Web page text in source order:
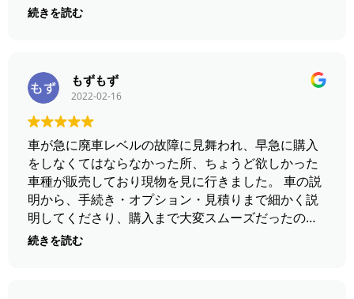
続きを読む
もずもず
2022-02-16
車が急に廃車レベルの故障に見舞われ、早急に購入
をしなくてはならなかった所、ちょうど欲しかった
車種が販売しており現物を見に行きました。 車の説
明から、手続き・オプション・見積りまで細かく説
明してくださり、購入まで大変スムーズだったので
助かりました。 スタッフの皆様、密に連絡を取って
続きを読む